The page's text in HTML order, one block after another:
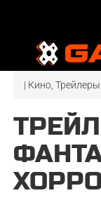
| Кино, Трейлеры